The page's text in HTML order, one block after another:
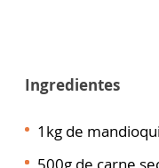
Ingredientes
1kg de